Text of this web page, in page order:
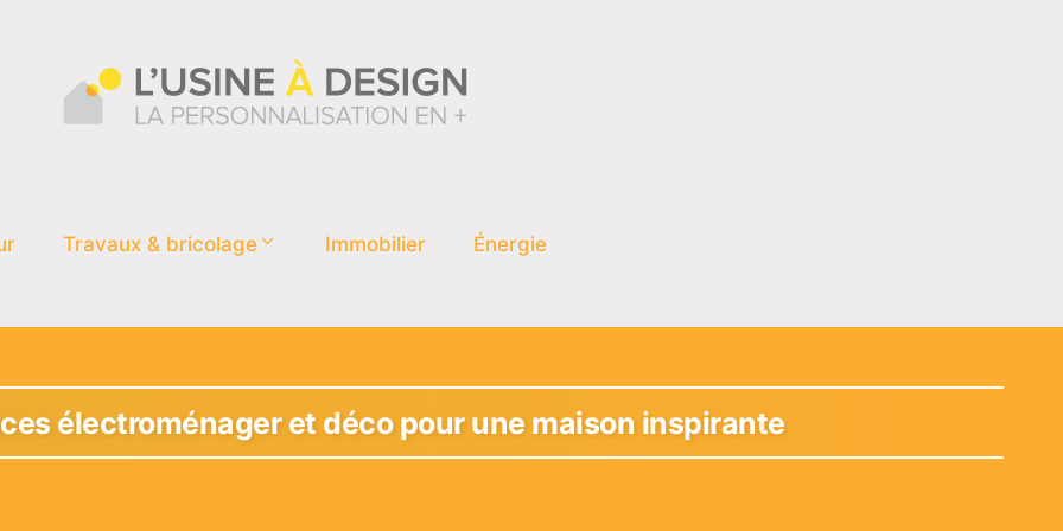
Travaux & bricolage Immobilier Énergie
électroménager et déco pour une maison inspirante